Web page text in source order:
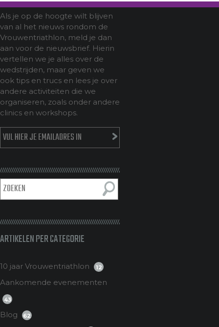
Als je op de hoogte wilt blijven
van al het nieuws rondom de
Vrouwentriathlon, meld je dan
aan voor de nieuwsbrief. Hierin
vertellen we je alles over de
wedstrijden, maar geven we
ook tips en trucs en lees je over
andere activiteiten die we
organiseren, zoals onder andere
clinics en workshops.
ARTIKELEN PER CATEGORIE
10 jaar Vrouwentriathlon 12
Aankomende evenementen
43
Blog 62